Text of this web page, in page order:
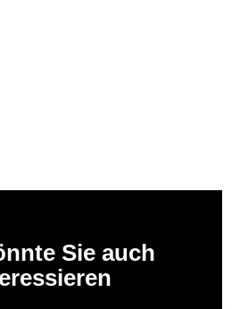
Sie auch